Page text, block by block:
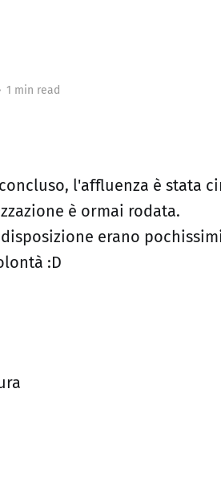
1 min read
l'affluenza è stata
è ormai rodata.
erano
:D